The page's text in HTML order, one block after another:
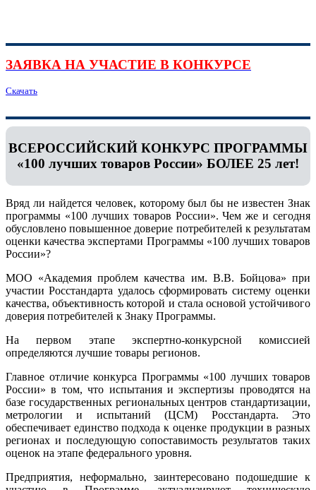
ЗАЯВКА НА УЧАСТИЕ В КОНКУРСЕ
Скачать
ВСЕРОССИЙСКИЙ КОНКУРС ПРОГРАММЫ
«100 лучших товаров России» БОЛЕЕ 25 лет!
Вряд ли найдется человек, которому был бы не известен Знак
программы «100 лучших товаров России». Чем же и сегодня
обусловлено повышенное доверие потребителей к результатам
оценки качества экспертами Программы «100 лучших товаров
России»?
МОО «Академия проблем качества им. В.В. Бойцова» при
участии Росстандарта удалось сформировать систему оценки
качества, объективность которой и стала основой устойчивого
доверия потребителей к Знаку Программы.
На первом этапе экспертно-конкурсной комиссией
определяются лучшие товары регионов.
Главное отличие конкурса Программы «100 лучших товаров
России» в том, что испытания и экспертизы проводятся на
базе государственных региональных центров стандартизации,
метрологии и испытаний (ЦCM) Росстандарта. Это
обеспечивает единство подхода к оценке продукции в разных
регионах и последующую сопоставимость результатов таких
оценок на этапе федерального уровня.
Предприятия, неформально, заинтересовано подошедшие к